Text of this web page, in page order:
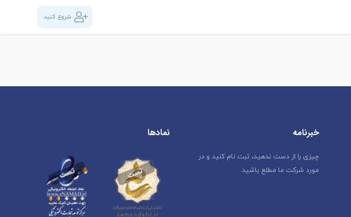
شروع کنید
خبرنامه
چیزی را از دست ندهید، ثبت نام کنید و در
مورد شرکت ما مطلع باشید.
نمادها